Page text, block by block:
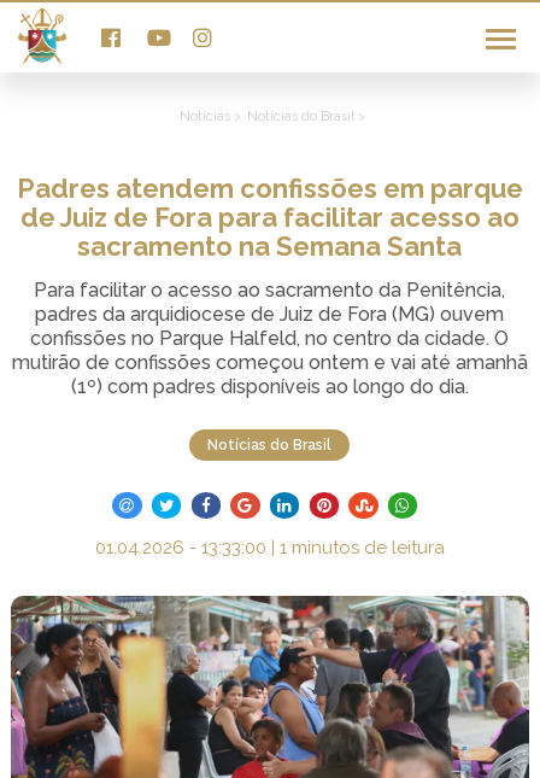
Notícias > Notícias do Brasil >
Padres atendem confissões em parque
de Juiz de Fora para facilitar acesso ao
sacramento na Semana Santa
Para facilitar o acesso ao sacramento da Penitência,
padres da arquidiocese de Juiz de Fora (MG) ouvem
confissões no Parque Halfeld, no centro da cidade. O
mutirão de confissões começou ontem e vai até amanhã
(1º) com padres disponíveis ao longo do dia.
Notícias do Brasil
01.04.2026 - 13:33:00 | 1 minutos de leitura